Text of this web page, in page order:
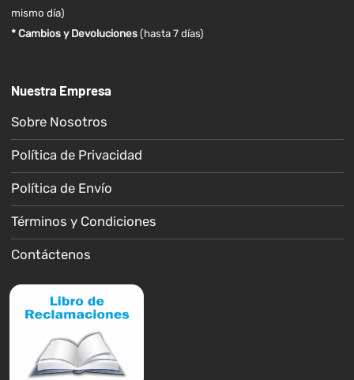
mismo día)
* Cambios y Devoluciones (hasta 7 días)
Nuestra Empresa
Sobre Nosotros
Política de Privacidad
Política de Envío
Términos y Condiciones
Contáctenos